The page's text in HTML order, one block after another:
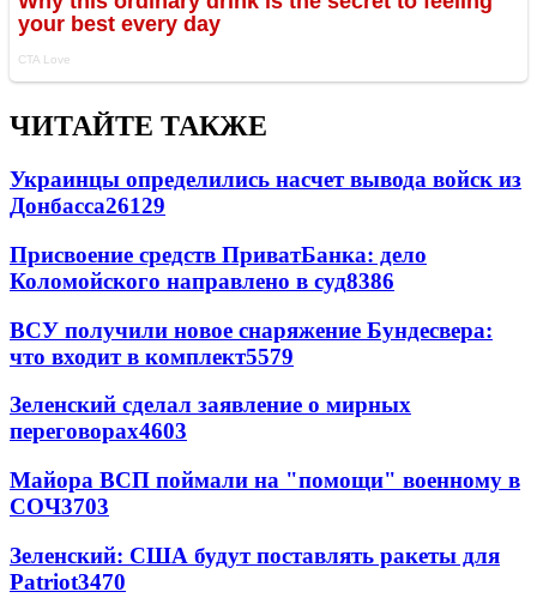
ЧИТАЙТЕ ТАКЖЕ
Украинцы определились насчет вывода войск из
Донбасса26129
Присвоение средств ПриватБанка: дело
Коломойского направлено в суд8386
ВСУ получили новое снаряжение Бундесвера:
что входит в комплект5579
Зеленский сделал заявление о мирных
переговорах4603
Майора ВСП поймали на "помощи" военному в
СОЧ3703
Зеленский: США будут поставлять ракеты для
Patriot3470